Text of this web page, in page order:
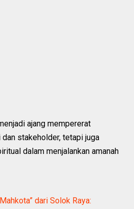
ajang mempererat
stakeholder, tetapi juga
dalam menjalankan amanah
dari Solok Raya: